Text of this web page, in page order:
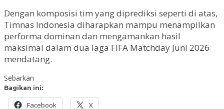
Dengan komposisi tim yang diprediksi seperti di atas,
Timnas Indonesia diharapkan mampu menampilkan
performa dominan dan mengamankan hasil
maksimal dalam dua laga FIFA Matchday Juni 2026
mendatang.
Sebarkan
Bagikan ini:
Facebook X